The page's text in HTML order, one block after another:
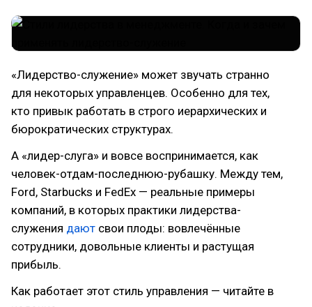
«Лидерство-служение» может звучать странно
для некоторых управленцев. Особенно для тех,
кто привык работать в строго иерархических и
бюрократических структурах.
А «лидер-слуга» и вовсе воспринимается, как
человек-отдам-последнюю-рубашку. Между тем,
Ford, Starbucks и FedEx — реальные примеры
компаний, в которых практики лидерства-
служения дают свои плоды: вовлечённые
сотрудники, довольные клиенты и растущая
прибыль.
Как работает этот стиль управления — читайте в